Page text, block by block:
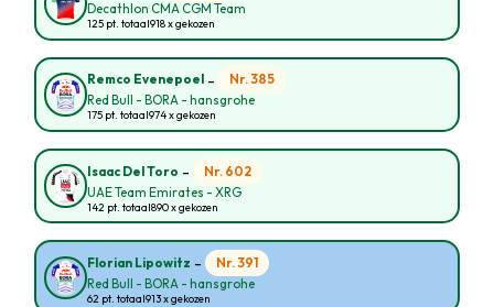
Decathlon CMA CGM Team
125 pt. totaal918 x gekozen
Remco Evenepoel - Nr. 385
Red Bull - BORA - hansgrohe
175 pt. totaal974 x gekozen
Isaac Del Toro - Nr. 602
UAE Team Emirates - XRG
142 pt. totaal890 x gekozen
Florian Lipowitz - Nr. 391
Red Bull - BORA - hansgrohe
62 pt. totaal913 x gekozen